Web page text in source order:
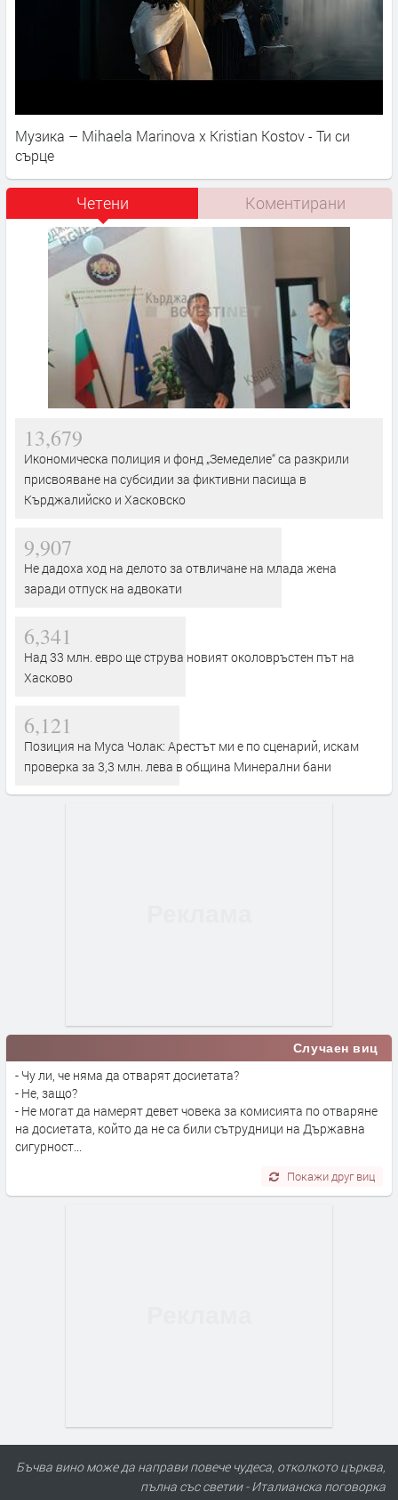
Музика – Mihaela Marinova x Kristian Kostov - Ти си
сърце
Четени Коментирани
13,679
Икономическа полиция и фонд „Земеделие“ са разкрили
присвояване на субсидии за фиктивни пасища в
Кърджалийско и Хасковско
9,907
Не дадоха ход на делото за отвличане на млада жена
заради отпуск на адвокати
6,341
Над 33 млн. евро ще струва новият околовръстен път на
Хасково
6,121
Позиция на Муса Чолак: Арестът ми е по сценарий, искам
проверка за 3,3 млн. лева в община Минерални бани
Случаен виц
- Чу ли, че няма да отварят досиетата?
- Не, защо?
- Не могат да намерят девет човека за комисията по отваряне
на досиетата, който да не са били сътрудници на Държавна
сигурност...
Покажи друг виц
Бъчва вино може да направи повече чудеса, отколкото църква,
пълна със светии - Италианска поговорка